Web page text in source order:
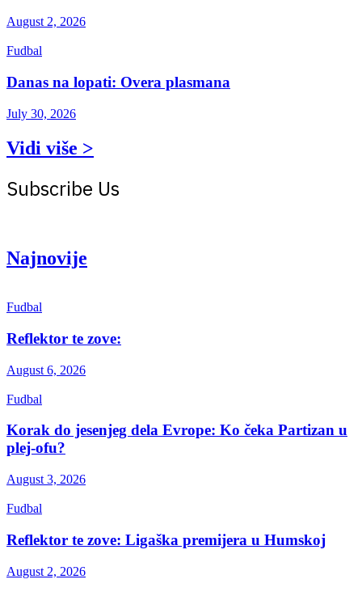
August 2, 2026
Fudbal
Danas na lopati: Overa plasmana
July 30, 2026
Vidi više >
Subscribe Us
Najnovije
Fudbal
Reflektor te zove:
August 6, 2026
Fudbal
Korak do jesenjeg dela Evrope: Ko čeka Partizan u
plej-ofu?
August 3, 2026
Fudbal
Reflektor te zove: Ligaška premijera u Humskoj
August 2, 2026